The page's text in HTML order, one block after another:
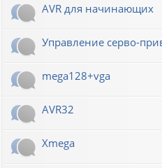
AVR для начинающих
Управление серво-
mega128+vga
AVR32
Xmega